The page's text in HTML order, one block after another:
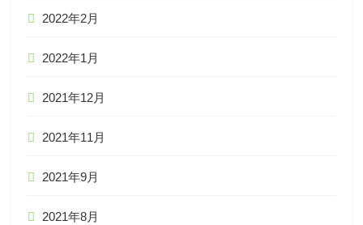
2022年2月
2022年1月
2021年12月
2021年11月
2021年9月
2021年8月